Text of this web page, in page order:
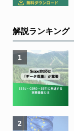
解説ランキング
1
2